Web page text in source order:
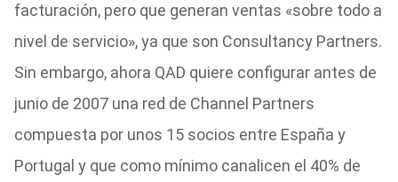
facturación, pero que generan ventas «sobre todo a
nivel de servicio», ya que son Consultancy Partners.
Sin embargo, ahora QAD quiere configurar antes de
junio de 2007 una red de Channel Partners
compuesta por unos 15 socios entre España y
Portugal y que como mínimo canalicen el 40% de